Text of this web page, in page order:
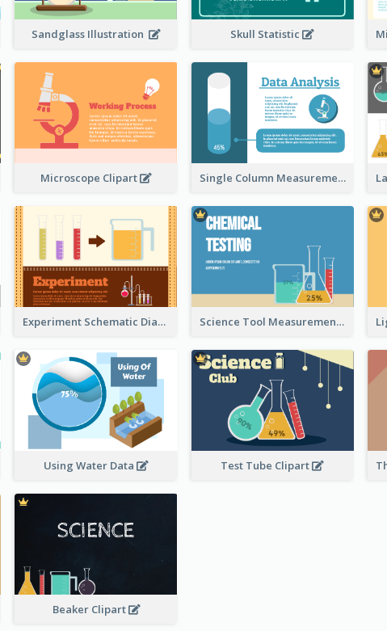
Sandglass Illustration Skull Statistic
Microscope Clipart Single Column Measurement
Experiment Schematic Diagram Science Tool Measurement
Using Water Data Test Tube Clipart
Beaker Clipart